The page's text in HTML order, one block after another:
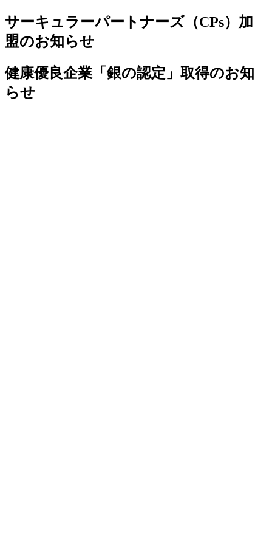
サーキュラーパートナーズ（CPs）加
盟のお知らせ
健康優良企業「銀の認定」取得のお知
らせ